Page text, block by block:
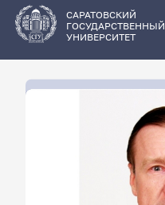
основному
содержанию
САРАТОВСКИЙ
ГОСУДАРСТВЕННЫЙ
УНИВЕРСИТЕТ